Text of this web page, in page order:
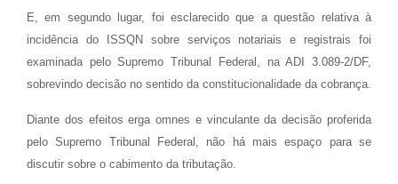
E, em segundo lugar, foi esclarecido que a questão relativa à
incidência do ISSQN sobre serviços notariais e registrais foi
examinada pelo Supremo Tribunal Federal, na ADI 3.089-2/DF,
sobrevindo decisão no sentido da constitucionalidade da cobrança.
Diante dos efeitos erga omnes e vinculante da decisão proferida
pelo Supremo Tribunal Federal, não há mais espaço para se
discutir sobre o cabimento da tributação.